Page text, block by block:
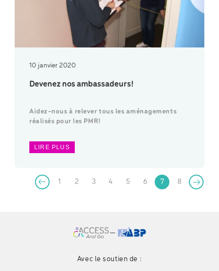
10 janvier 2020
Devenez nos ambassadeurs!
Aidez-nous à relever tous les aménagements
réalisés pour les PMR!
LIRE PLUS
1 2 3 4 5 6 7 8
Avec le soutien de :